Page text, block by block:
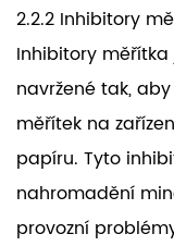
2.2.2 Inhibitory
Inhibitory
navržené tak,
měřítek na
papíru. Tyto
nahromadění
provozní